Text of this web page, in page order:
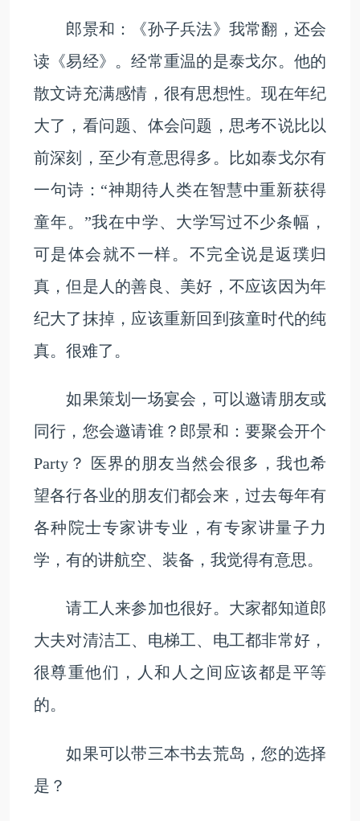
郎景和：《孙子兵法》我常翻，还会
读《易经》。经常重温的是泰戈尔。他的
散文诗充满感情，很有思想性。现在年纪
大了，看问题、体会问题，思考不说比以
前深刻，至少有意思得多。比如泰戈尔有
一句诗：“神期待人类在智慧中重新获得
童年。”我在中学、大学写过不少条幅，
可是体会就不一样。不完全说是返璞归
真，但是人的善良、美好，不应该因为年
纪大了抹掉，应该重新回到孩童时代的纯
真。很难了。
如果策划一场宴会，可以邀请朋友或
同行，您会邀请谁？郎景和：要聚会开个
Party？ 医界的朋友当然会很多，我也希
望各行各业的朋友们都会来，过去每年有
各种院士专家讲专业，有专家讲量子力
学，有的讲航空、装备，我觉得有意思。
请工人来参加也很好。大家都知道郎
大夫对清洁工、电梯工、电工都非常好，
很尊重他们，人和人之间应该都是平等
的。
如果可以带三本书去荒岛，您的选择
是？